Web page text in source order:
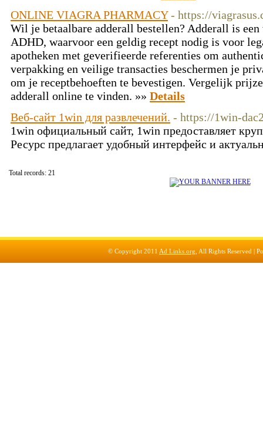
ONLINE VIAGRA PHARMACY - https://
Wil je betaalbare adderall bestellen? Adderall is
ADHD, waarvoor een geldig recept nodig is voor
apotheken met geverifieerde referenties om
verpakking en veilige transacties beschermen je
om je receptbehoeften te bevestigen. Vergelijk
adderall online te vinden. »» Details
Веб-сайт 1win для развлечений. - https://1win-
1win официальный сайт, 1win предоставляет
Ресурс предлагает удобный интерфейс и
Total records: 21
© Copyright 2011 Ad Links.org , All Rights Reserved |